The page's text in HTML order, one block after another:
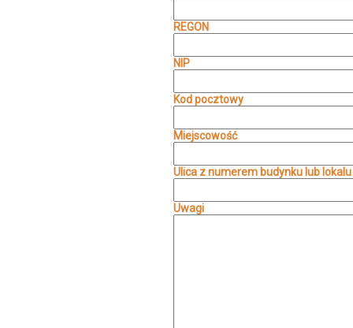
REGON
NIP
Kod pocztowy
Miejscowość
Ulica z numerem budynku lub lokalu
Uwagi